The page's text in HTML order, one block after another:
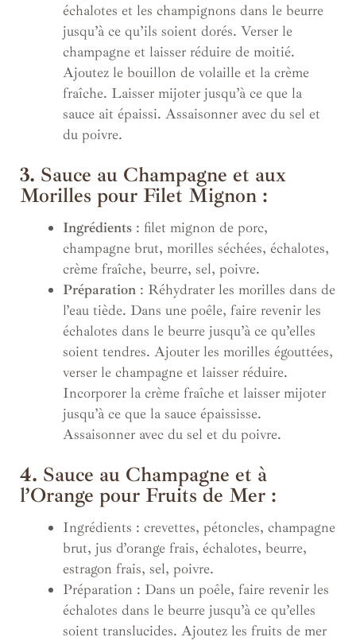
échalotes et les champignons dans le beurre
jusqu’à ce qu’ils soient dorés. Verser le
champagne et laisser réduire de moitié.
Ajoutez le bouillon de volaille et la crème
fraîche. Laisser mijoter jusqu’à ce que la
sauce ait épaissi. Assaisonner avec du sel et
du poivre.
3. Sauce au Champagne et aux
Morilles pour Filet Mignon :
Ingrédients : filet mignon de porc,
champagne brut, morilles séchées, échalotes,
crème fraîche, beurre, sel, poivre.
Préparation : Réhydrater les morilles dans de
l’eau tiède. Dans une poêle, faire revenir les
échalotes dans le beurre jusqu’à ce qu’elles
soient tendres. Ajouter les morilles égouttées,
verser le champagne et laisser réduire.
Incorporer la crème fraîche et laisser mijoter
jusqu’à ce que la sauce épaississe.
Assaisonner avec du sel et du poivre.
4. Sauce au Champagne et à
l’Orange pour Fruits de Mer :
Ingrédients : crevettes, pétoncles, champagne
brut, jus d’orange frais, échalotes, beurre,
estragon frais, sel, poivre.
Préparation : Dans un poêle, faire revenir les
échalotes dans le beurre jusqu’à ce qu’elles
soient translucides. Ajoutez les fruits de mer